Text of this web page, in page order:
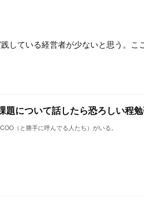
している経営者が少ないと思う。こ
（と勝手に呼んでる人たち）がいる。